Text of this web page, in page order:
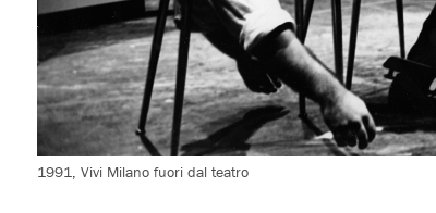
1991, Vivi Milano fuori dal teatro